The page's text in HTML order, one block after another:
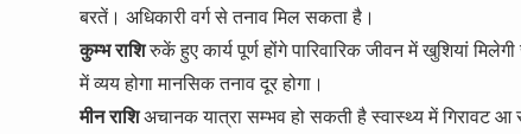
बरतें। अधिकारी वर्ग से तनाव मिल सकता है।
कुम्भ राशिरुकें हुए कार्य पूर्ण होंगे पारिवारिक जीवन में खुशियां मिलेगी
में व्यय होगा मानसिक तनाव दूर होगा।
मीन राशिअचानक यात्रा सम्भव हो सकती है स्वास्थ्य में गिरावट आ